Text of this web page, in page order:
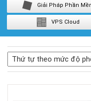
Giải Pháp Phần
VPS Cloud